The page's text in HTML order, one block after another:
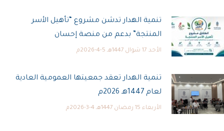
تنمية الهدار تدشن مشروع “تأهيل الأسر
المنتجة” بدعم من منصة إحسان
الأحد 17 شوال 1447هـ 5-4-2026م
تنمية الهدار تعقد جمعيتها العمومية العادية
لعام 1447هـ 2026م
الأربعاء 15 رمضان 1447هـ 4-3-2026م